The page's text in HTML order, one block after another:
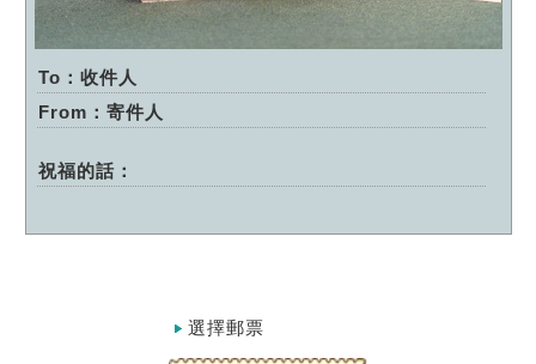
To：收件人
From：寄件人
祝福的話：
選擇郵票